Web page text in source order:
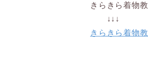
きらきら着物
↓↓↓
きらきら着物